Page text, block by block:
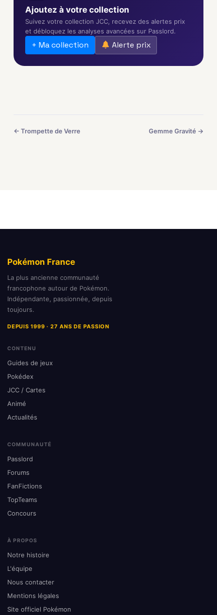
Ajoutez à votre collection
Suivez votre collection JCC, recevez des alertes prix
et débloquez les analyses avancées sur Passlord.
+ Ma collection Alerte prix
← Trompette de Verre Gemme Gravité →
Pokémon France
La plus ancienne communauté
francophone autour de Pokémon.
Indépendante, passionnée, depuis
toujours.
DEPUIS 1999 · 27 ANS DE PASSION
CONTENU
Guides de jeux
Pokédex
JCC / Cartes
Animé
Actualités
COMMUNAUTÉ
Passlord
Forums
FanFictions
TopTeams
Concours
À PROPOS
Notre histoire
L'équipe
Nous contacter
Mentions légales
Site officiel Pokémon